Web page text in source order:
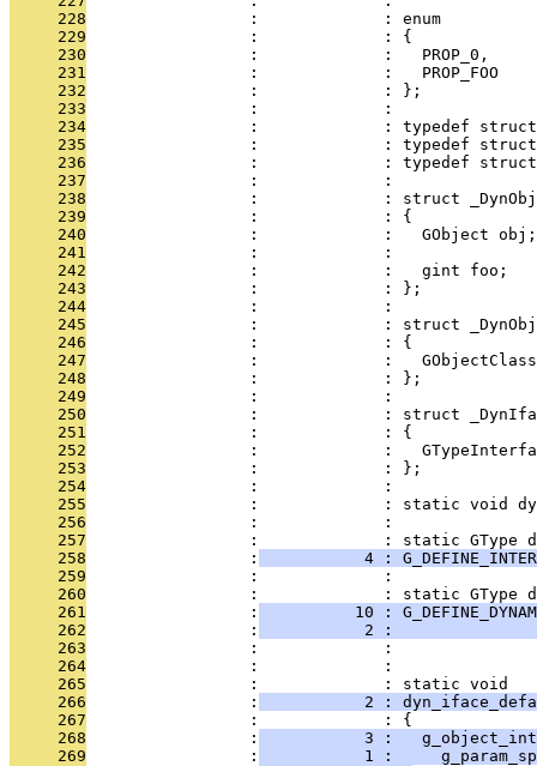
     228
                 :             : enum
     229
                 :             : {
     230
                 :             :   PROP_0,
     231
                 :             :   PROP_FOO
     232
                 :             : };
     233
                 :             :
     234
:             : typedef
     235
:             : typedef
     236
:             : typedef
     237
                 :             :
     238
                 :             : struct _DynObj
     239
                 :             : {
     240
                 :             :   GObject obj;
     241
                 :             :
     242
                 :             :   gint foo;
     243
                 :             : };
     244
                 :             :
     245
:             : struct
     246
                 :             : {
     247
:             :
     248
                 :             : };
     249
                 :             :
     250
:             : struct
     251
                 :             : {
     252
:             :
     253
                 :             : };
     254
                 :             :
     255
:             : static void
     256
                 :             :
     257
:             : static GType
     258
                 :
4 :
     259
                 :             :
     260
:             : static GType
     261
                 :
10 :
     262
                 :
2 :
     263
                 :             :
     264
                 :             :
     265
                 :             : static void
     266
                 :
2 :
     267
                 :             : {
     268
                 :
3 :
     269
                 :
1 :